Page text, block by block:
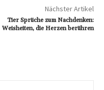
Nächster Artikel
Tier Sprüche zum Nachdenken:
Weisheiten, die Herzen berühren